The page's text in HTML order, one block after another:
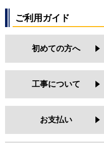
ご利用ガイド
初めての方へ
工事について
お支払い